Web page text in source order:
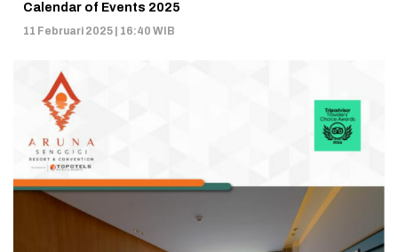
Calendar of Events 2025
11 Februari 2025 | 16:40 WIB